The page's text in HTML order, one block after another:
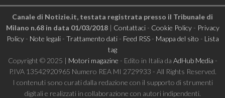
Canale di Notizie.it, testata registrata presso il Tribunale di
Milano n.68 in data 01/03/2018| Contattaci- Cookie Policy- Privacy
Policy- Note legali- Trattamento dati- Feed RSS- Mappa del sito - Lista
tag
Copyright © 2025 | Motori magazine - Edito in Italia da AdHub Media -
P.IVA 13542920965 Numero REA MI 2729933 - All Rights Reserved.
I contenuti sono curati dalla redazione con il supporto di strumenti
digitali e realizzati in collaborazione con autori indipendenti.